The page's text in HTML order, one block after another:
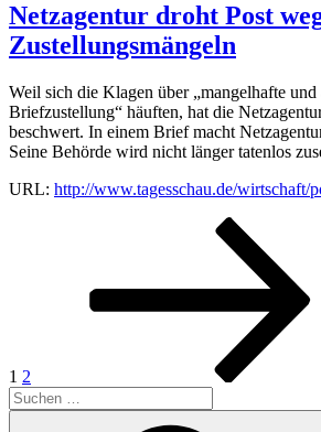
Netzagentur droht Post
Zustellungsmängeln
Weil sich die Klagen über „mangelhafte und
Briefzustellung“ häuften, hat die
beschwert. In einem Brief macht
Seine Behörde wird nicht länger tatenlos
URL: http://www.tagesschau.de/wirtschaft/
Seitennummerierung
Beiträge
1 2
Suchen
nach: